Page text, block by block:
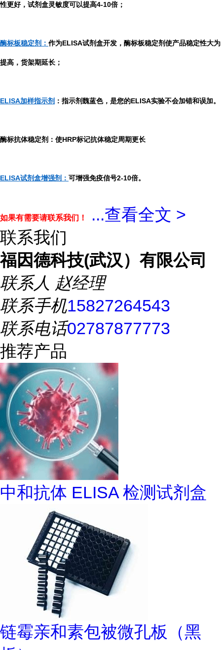
性更好，试剂盒灵敏度可以提高4-10倍；
酶标板稳定剂： 作为ELISA试剂盒开发，酶标板稳定剂使产品稳定性大为
提高，货架期延长；
ELISA加样指示剂 ：指示剂魏蓝色，是您的ELISA实验不会加错和误加。
酶标抗体稳定剂：使HRP标记抗体稳定周期更长
ELISA试剂盒增强剂： 可增强免疫信号2-10倍。
如果有需要请联系我们！ ...查看全文 >
联系我们
福因德科技(武汉）有限公司
联系人 赵经理
联系手机15827264543
联系电话02787877773
推荐产品
中和抗体 ELISA 检测试剂盒
链霉亲和素包被微孔板（黑